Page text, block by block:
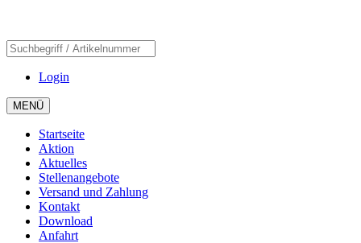
Login
MENÜ
Startseite
Aktion
Aktuelles
Stellenangebote
Versand und Zahlung
Kontakt
Download
Anfahrt